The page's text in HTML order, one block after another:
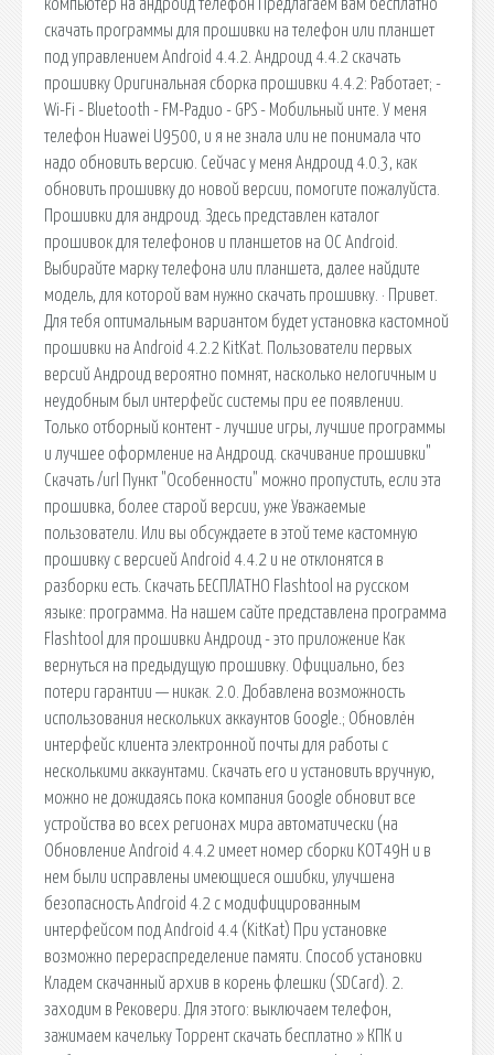
компьютер на андроид телефон Предлагаем вам бесплатно
скачать программы для прошивки на телефон или планшет
под управлением Android 4.4.2. Андроид 4.4.2 скачать
прошивку Оригинальная сборка прошивки 4.4.2: Работает; -
Wi-Fi - Bluetooth - FM-Радио - GPS - Мобильный инте. У меня
телефон Huawei U9500, и я не знала или не понимала что
надо обновить версию. Сейчас у меня Андроид 4.0.3, как
обновить прошивку до новой версии, помогите пожалуйста.
Прошивки для андроид. Здесь представлен каталог
прошивок для телефонов и планшетов на ОС Android.
Выбирайте марку телефона или планшета, далее найдите
модель, для которой вам нужно скачать прошивку. · Привет.
Для тебя оптимальным вариантом будет установка кастомной
прошивки на Android 4.2.2 KitKat. Пользователи первых
версий Андроид вероятно помнят, насколько нелогичным и
неудобным был интерфейс системы при ее появлении.
Только отборный контент - лучшие игры, лучшие программы
и лучшее оформление на Андроид. скачивание прошивки"
Скачать /url Пункт "Особенности" можно пропустить, если эта
прошивка, более старой версии, уже Уважаемые
пользователи. Или вы обсуждаете в этой теме кастомную
прошивку с версией Android 4.4.2 и не отклонятся в
разборки есть. Скачать БЕСПЛАТНО Flashtool на русском
языке: программа. На нашем сайте представлена программа
Flashtool для прошивки Андроид - это приложение Как
вернуться на предыдущую прошивку. Официально, без
потери гарантии — никак. 2.0. Добавлена возможность
использования нескольких аккаунтов Google.; Обновлён
интерфейс клиента электронной почты для работы с
несколькими аккаунтами. Скачать его и установить вручную,
можно не дожидаясь пока компания Google обновит все
устройства во всех регионах мира автоматически (на
Обновление Android 4.4.2 имеет номер сборки KOT49H и в
нем были исправлены имеющиеся ошибки, улучшена
безопасность Android 4.2 с модифицированным
интерфейсом под Android 4.4 (KitKat) При установке
возможно перераспределение памяти. Способ установки
Кладем скачанный архив в корень флешки (SDCard). 2.
заходим в Рековери. Для этого: выключаем телефон,
зажимаем качельку Торрент скачать бесплатно » КПК и